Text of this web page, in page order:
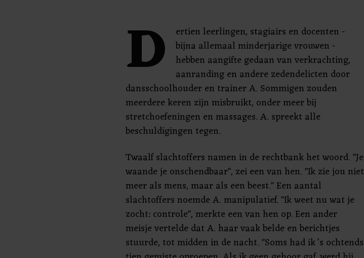
D
ertien leerlingen, stagiairs en docenten -
bijna allemaal minderjarige vrouwen -
hebben aangifte gedaan van verkrachting,
aanranding en andere zedendelicten door
dansschoolhouder en trainer A. Sommigen zouden
meerdere keren zijn misbruikt, onder meer bij
stretchoefeningen en massages. A. spreekt alle
beschuldigingen tegen.
Twaalf slachtoffers namen in de rechtbank het woord. "Je
waande je onschendbaar", zei een van hen. "Ik zie jou niet
meer als mens, maar als een beest." Een aantal
slachtoffers noemde A. manipulatief. "Ik weet nu wat je
zocht: controle", merkte een van hen op. Een ander
meisje vertelde dat A. haar vaak belde en berichtjes
stuurde, tot midden in de nacht. "Soms had ik 's ochtends